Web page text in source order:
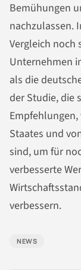
Bemühungen
nachzulassen.
Vergleich noch
Unternehmen
als die
der Studie, die
Staates und
sind, um für
verbesserte
verbessern.
NEWS